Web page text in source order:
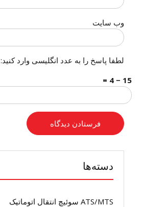
وب‌ سایت
لطفا پاسخ را به عدد انگلیسی وارد کنید:
15 − 4 =
دسته‌ها
ATS/MTS سوئیچ انتقال اتوماتیک